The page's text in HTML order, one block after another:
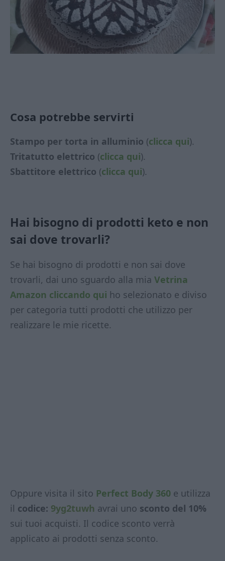
Cosa potrebbe servirti
Stampo per torta in alluminio (clicca qui).
Tritatutto elettrico (clicca qui).
Sbattitore elettrico (clicca qui).
Hai bisogno di prodotti keto e non
sai dove trovarli?
Se hai bisogno di prodotti e non sai dove
trovarli, dai uno sguardo alla mia Vetrina
Amazon cliccando qui ho selezionato e diviso
per categoria tutti prodotti che utilizzo per
realizzare le mie ricette.
Oppure visita il sito Perfect Body 360 e utilizza
il codice: 9yg2tuwh avrai uno sconto del 10%
sui tuoi acquisti. Il codice sconto verrà
applicato ai prodotti senza sconto.